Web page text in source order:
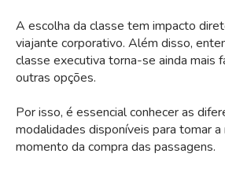
A escolha da classe tem impacto
viajante corporativo. Além disso,
classe executiva torna-se ainda mais
outras opções.
Por isso, é essencial conhecer as
modalidades disponíveis para tomar
momento da compra das passagens.